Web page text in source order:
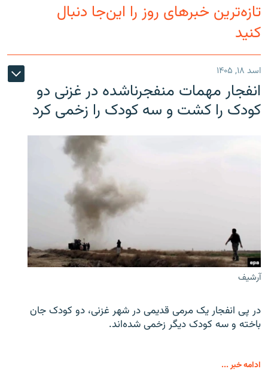
تازه‌ترین خبرهای روز را این‌جا دنبال
کنید
اسد ۱۸, ۱۴۰۵
انفجار مهمات منفجرناشده در غزنی دو
کودک را کشت و سه کودک را زخمی کرد
آرشیف
در پی انفجار یک مرمی قدیمی در شهر غزنی، دو کودک جان
باخته و سه کودک دیگر زخمی شده‌اند.
ادامه خبر ...